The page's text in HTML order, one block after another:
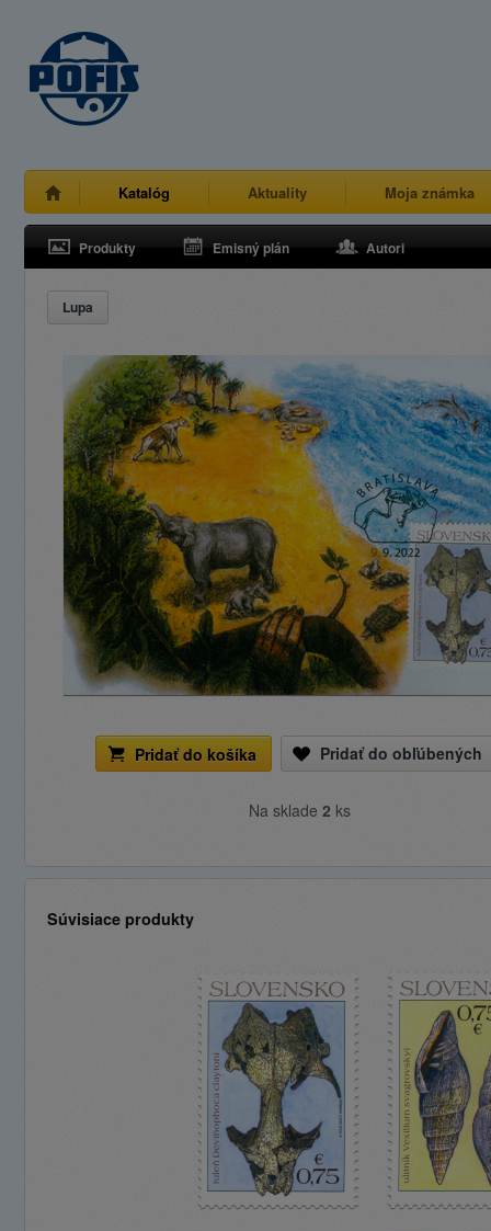
Katalóg Aktuality Moja známka
Produkty Emisný plán Autori
Lupa
Pridať do košíka Pridať do obľúbených
Na sklade 2 ks
Súvisiace produkty